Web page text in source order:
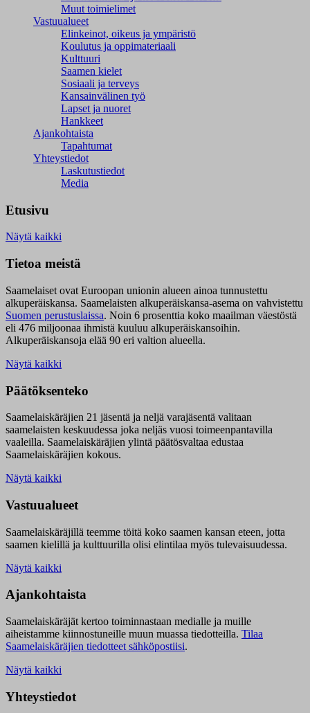
Muut toimielimet
Vastuualueet
Elinkeinot, oikeus ja ympäristö
Koulutus ja oppimateriaali
Kulttuuri
Saamen kielet
Sosiaali ja terveys
Kansainvälinen työ
Lapset ja nuoret
Hankkeet
Ajankohtaista
Tapahtumat
Yhteystiedot
Laskutustiedot
Media
Etusivu
Näytä kaikki
Tietoa meistä
Saamelaiset ovat Euroopan unionin alueen ainoa tunnustettu
alkuperäiskansa. Saamelaisten alkuperäiskansa-asema on vahvistettu
Suomen perustuslaissa. Noin 6 prosenttia koko maailman väestöstä
eli 476 miljoonaa ihmistä kuuluu alkuperäiskansoihin.
Alkuperäiskansoja elää 90 eri valtion alueella.
Näytä kaikki
Päätöksenteko
Saamelaiskäräjien 21 jäsentä ja neljä varajäsentä valitaan
saamelaisten keskuudessa joka neljäs vuosi toimeenpantavilla
vaaleilla. Saamelaiskäräjien ylintä päätösvaltaa edustaa
Saamelaiskäräjien kokous.
Näytä kaikki
Vastuualueet
Saamelaiskäräjillä teemme töitä koko saamen kansan eteen, jotta
saamen kielillä ja kulttuurilla olisi elintilaa myös tulevaisuudessa.
Näytä kaikki
Ajankohtaista
Saamelaiskäräjät kertoo toiminnastaan medialle ja muille
aiheistamme kiinnostuneille muun muassa tiedotteilla. Tilaa
Saamelaiskäräjien tiedotteet sähköpostiisi.
Näytä kaikki
Yhteystiedot